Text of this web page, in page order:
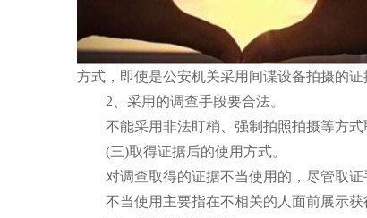
方式，即使是公安机关采用间谍设备拍摄的
2、采用的调查手段要合法。
不能采用非法盯梢、强制拍照拍摄等方式
(三)取得证据后的使用方式。
对调查取得的证据不当使用的，尽管取证
不当使用主要指在不相关的人面前展示获